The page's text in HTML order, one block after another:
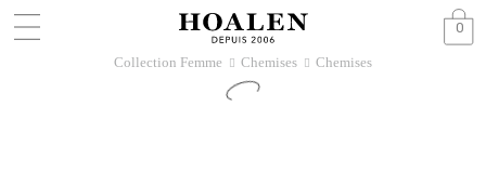
0
Collection Femme 􀆊 Chemises 􀆊 Chemises